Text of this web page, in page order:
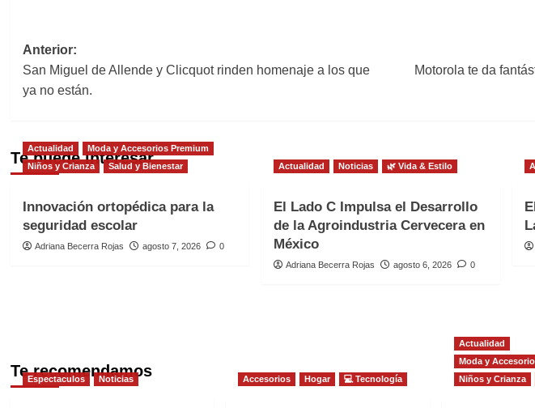
Navegación
de
entradas
Anterior:
San Miguel de Allende y Clicquot rinden homenaje a los que
ya no están.
Motorola te da
Te puede interesar
Actualidad
Moda y Accesorios Premium
Niños y Crianza
Salud y Bienestar
Innovación ortopédica para la
seguridad escolar
Adriana Becerra Rojas agosto 7, 2026 0
Actualidad Noticias 🌿 Vida & Estilo
El Lado C Impulsa el Desarrollo
de la Agroindustria Cervecera en
México
Adriana Becerra Rojas agosto 6, 2026 0
Te recomendamos
Espectaculos Noticias Accesorios Hogar 💻 Tecnología
Actualidad
Moda y
Niños y Crianza